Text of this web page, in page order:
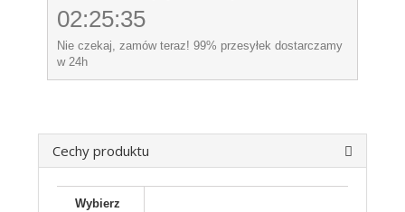
02:25:34
Nie czekaj, zamów teraz! 99% przesyłek dostarczamy
w 24h
Cechy produktu
Wybierz